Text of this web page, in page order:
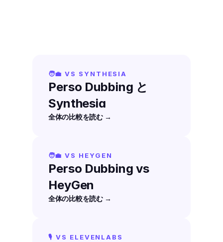
🧑‍💼 VS SYNTHESIA
Perso Dubbing と
Synthesia
全体の比較を読む →
🧑‍💼 VS HEYGEN
Perso Dubbing vs
HeyGen
全体の比較を読む →
🎙️ VS ELEVENLABS